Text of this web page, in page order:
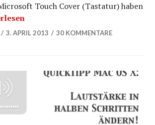
Touch Cover (Tastatur) haben
und HandsOn – Microsoft Surface
3. APRIL 2013 30 KOMMENTARE